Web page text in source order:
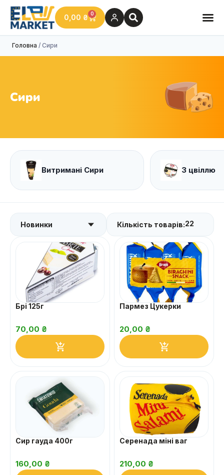
0,00 ₴ 0
Головна / Сири
Сири
Витримані Сири З цвіллю
Кількість товарів:22
Брі 125г
70,00 ₴
Пармез Цукерки
20,00 ₴
Сир гауда 400г
160,00 ₴
Серенада міні ваг
210,00 ₴